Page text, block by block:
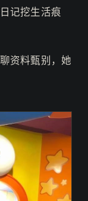
记挖生活痕
资料甄别，她